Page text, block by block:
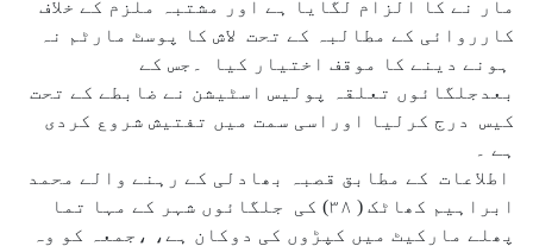
مار نے کا الزام لگایا ہے اور مشتبہ ملزم کے خلاف
کارروائی کے مطالبہ کے تحت لاش کا پوسٹ مارٹم نہ
ہونے دینے کا موقف اختیار کیا ۔جس کے
بعدجلگائوں تعلقہ پولیس اسٹیشن نے ضابطے کے تحت
کیس درج کرلیا اوراسی سمت میں تفتیش شروع کردی
ہے ۔
اطلاعات کے مطابق قصبہ بھادلی کے رہنے والے محمد
ابراہیم کھاٹک ( ۳۸) کی جلگائوں شہر کے مہا تما
پھلے مارکیٹ میں کپڑوں کی دوکان ہے، ،جمعہ کو وہ